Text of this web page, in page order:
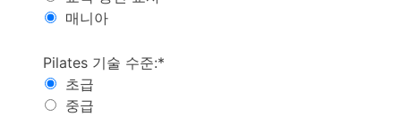
매니아
Pilates 도
Pilates 기술 수준:*
초급
중급